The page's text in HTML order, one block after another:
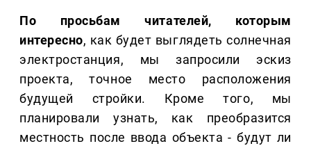
По просьбам читателей, которым
интересно, как будет выглядеть солнечная
электростанция, мы запросили эскиз
проекта, точное место расположения
будущей стройки. Кроме того, мы
планировали узнать, как преобразится
местность после ввода объекта - будут ли